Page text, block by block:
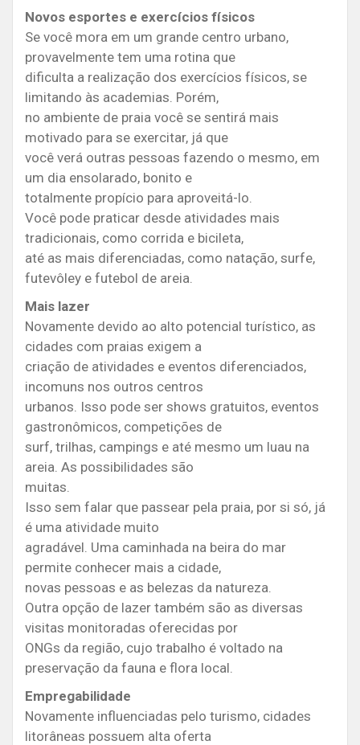
Novos esportes e exercícios físicos
Se você mora em um grande centro urbano,
provavelmente tem uma rotina que
dificulta a realização dos exercícios físicos, se
limitando às academias. Porém,
no ambiente de praia você se sentirá mais
motivado para se exercitar, já que
você verá outras pessoas fazendo o mesmo, em
um dia ensolarado, bonito e
totalmente propício para aproveitá-lo.
Você pode praticar desde atividades mais
tradicionais, como corrida e bicileta,
até as mais diferenciadas, como natação, surfe,
futevôley e futebol de areia.
Mais lazer
Novamente devido ao alto potencial turístico, as
cidades com praias exigem a
criação de atividades e eventos diferenciados,
incomuns nos outros centros
urbanos. Isso pode ser shows gratuitos, eventos
gastronômicos, competições de
surf, trilhas, campings e até mesmo um luau na
areia. As possibilidades são
muitas.
Isso sem falar que passear pela praia, por si só, já
é uma atividade muito
agradável. Uma caminhada na beira do mar
permite conhecer mais a cidade,
novas pessoas e as belezas da natureza.
Outra opção de lazer também são as diversas
visitas monitoradas oferecidas por
ONGs da região, cujo trabalho é voltado na
preservação da fauna e flora local.
Empregabilidade
Novamente influenciadas pelo turismo, cidades
litorâneas possuem alta oferta